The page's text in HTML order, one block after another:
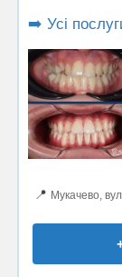
➡️ Усі
📍 Мукачево,